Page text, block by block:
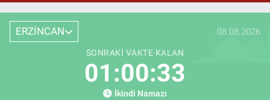
ERZİNCAN 08.08.2026
SONRAKI VAKTE KALAN
01:00:32
İkindi Namazı